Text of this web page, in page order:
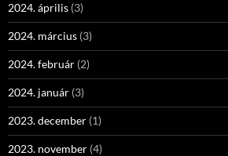
2024. április (3)
2024. március (3)
2024. február (2)
2024. január (3)
2023. december (1)
2023. november (4)